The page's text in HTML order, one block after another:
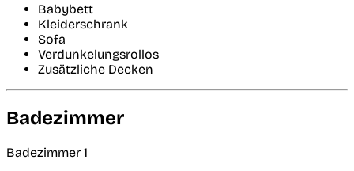
Babybett
Kleiderschrank
Sofa
Verdunkelungsrollos
Zusätzliche Decken
Badezimmer
Badezimmer 1